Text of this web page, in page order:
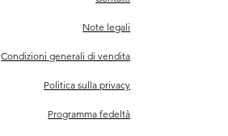
Note legali
Condizioni generali di vendita
Politica sulla privacy
Programma fedeltà